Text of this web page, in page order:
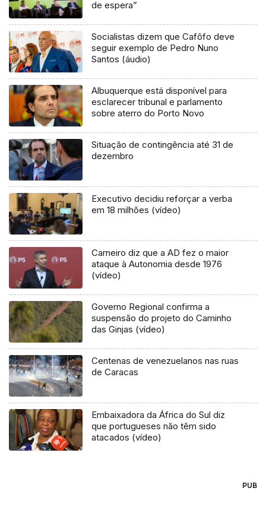
de espera”
Socialistas dizem que Cafôfo deve
seguir exemplo de Pedro Nuno
Santos (áudio)
Albuquerque está disponível para
esclarecer tribunal e parlamento
sobre aterro do Porto Novo
Situação de contingência até 31 de
dezembro
Executivo decidiu reforçar a verba
em 18 milhões (vídeo)
Carneiro diz que a AD fez o maior
ataque à Autonomia desde 1976
(vídeo)
Governo Regional confirma a
suspensão do projeto do Caminho
das Ginjas (vídeo)
Centenas de venezuelanos nas ruas
de Caracas
Embaixadora da África do Sul diz
que portugueses não têm sido
atacados (vídeo)
PUB